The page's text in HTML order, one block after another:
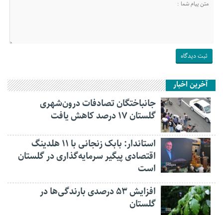
آخرین اخبار
جانباختگان تصادفات درون‌شهری
گلستان ۱۷ درصد کاهش یافت
استاندار: بابک زنجانی با ۱۱ هلدینگ
اقتصادی پیگیر سرمایه‌گذاری در گلستان
است
افزایش ۵۳ درصدی بارندگی‌ها در
گلستان